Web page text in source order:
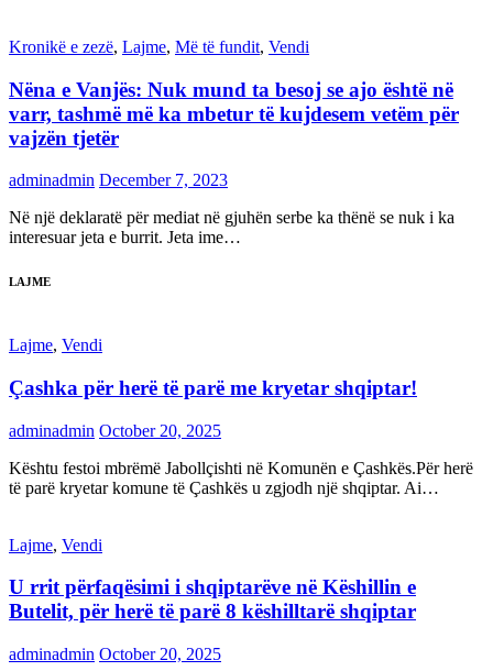
Kronikë e zezë, Lajme, Më të fundit, Vendi
Nëna e Vanjës: Nuk mund ta besoj se ajo është në
varr, tashmë më ka mbetur të kujdesem vetëm për
vajzën tjetër
adminadmin December 7, 2023
Në një deklaratë për mediat në gjuhën serbe ka thënë se nuk i ka
interesuar jeta e burrit. Jeta ime…
LAJME
Lajme, Vendi
Çashka për herë të parë me kryetar shqiptar!
adminadmin October 20, 2025
Kështu festoi mbrëmë Jabollçishti në Komunën e Çashkës.Për herë
të parë kryetar komune të Çashkës u zgjodh një shqiptar. Ai…
Lajme, Vendi
U rrit përfaqësimi i shqiptarëve në Këshillin e
Butelit, për herë të parë 8 këshilltarë shqiptar
adminadmin October 20, 2025